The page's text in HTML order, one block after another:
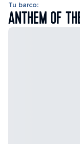
Tu barco:
ANTHEM OF